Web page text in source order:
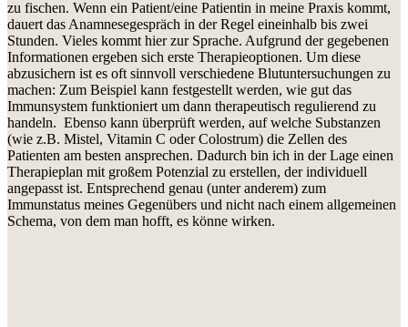
zu fischen. Wenn ein Patient/eine Patientin in meine Praxis kommt,
dauert das Anamnesegespräch in der Regel eineinhalb bis zwei
Stunden. Vieles kommt hier zur Sprache. Aufgrund der gegebenen
Informationen ergeben sich erste Therapieoptionen. Um diese
abzusichern ist es oft sinnvoll verschiedene Blutuntersuchungen zu
machen: Zum Beispiel kann festgestellt werden, wie gut das
Immunsystem funktioniert um dann therapeutisch regulierend zu
handeln. Ebenso kann überprüft werden, auf welche Substanzen
(wie z.B. Mistel, Vitamin C oder Colostrum) die Zellen des
Patienten am besten ansprechen. Dadurch bin ich in der Lage einen
Therapieplan mit großem Potenzial zu erstellen, der individuell
angepasst ist. Entsprechend genau (unter anderem) zum
Immunstatus meines Gegenübers und nicht nach einem allgemeinen
Schema, von dem man hofft, es könne wirken.